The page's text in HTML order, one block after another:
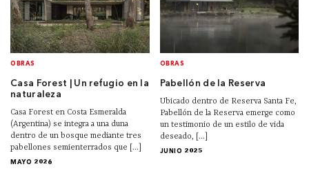
OBRAS
Casa Forest | Un refugio en la
naturaleza
Casa Forest en Costa Esmeralda
(Argentina) se integra a una duna
dentro de un bosque mediante tres
pabellones semienterrados que [...]
MAYO 2026
OBRAS
Pabellón de la Reserva
Ubicado dentro de Reserva Santa Fe,
Pabellón de la Reserva emerge como
un testimonio de un estilo de vida
deseado, [...]
JUNIO 2025